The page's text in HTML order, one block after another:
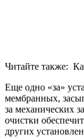
Читайте также:
Еще одно «за»
мембранных,
за механических
очистки
других